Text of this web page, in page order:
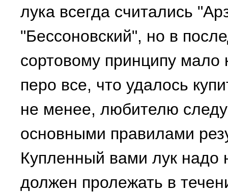
лука всегда считались
"Бессоновский", но в
сортовому принципу мало
перо все, что удалось
не менее, любителю
основными правилами
Купленный вами лук надо
должен пролежать в